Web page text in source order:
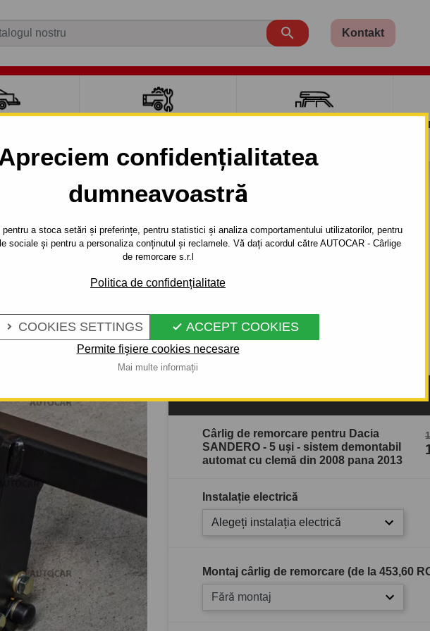
confidențialitatea
dumneavoastră
a stoca setări și preferințe, pentru statistici și analiza comportamentului utilizatorilor, pentru
sociale și pentru a personaliza conținutul și reclamele. Vă dați acordul către AUTOCAR - Cârlige
de remorcare s.r.l
Politica de confidențialitate
 COOKIES SETTINGS  ACCEPT COOKIES
Permite fișiere cookies necesare
Mai multe informații
 Kontakt
5 uşi - sistem demontabil automat cu clemă din 2008 pana 2013
- SISTEM
Referinta:
Cârlig de remorcare demontabil automat cu clemă.
Descrierea completă a produsului
În stoc
Cârlig de remorcare pentru Dacia
SANDERO - 5 uşi - sistem demontabil
automat cu clemă din 2008 pana 2013
Instalație electrică
Alegeți instalația electrică
Montaj cârlig de remorcare (de la 453,60
Fără montaj